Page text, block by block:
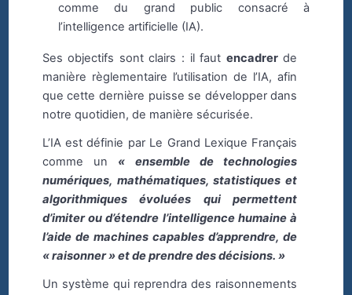
comme du grand public consacré à
l’intelligence artificielle (IA).
Ses objectifs sont clairs : il faut encadrerde
manière règlementaire l’utilisation de l’IA, afin
que cette dernière puisse se développer dans
notre quotidien, de manière sécurisée.
L’IA est définie par Le Grand Lexique Français
comme un « ensemble de technologies
numériques, mathématiques, statistiques et
algorithmiques évoluées qui permettent
d’imiter ou d’étendre l’intelligence humaine à
l’aide de machines capables d’apprendre, de
« raisonner » et de prendre des décisions. »
Un système qui reprendra des raisonnements